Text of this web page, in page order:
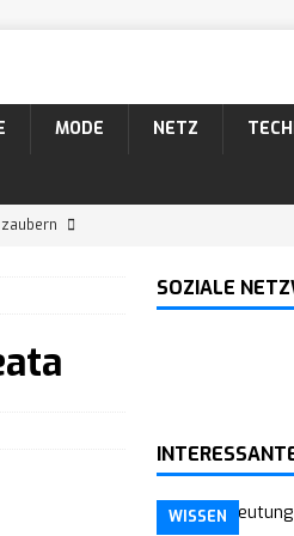
MODE NETZ
SOZIALE
WISSEN